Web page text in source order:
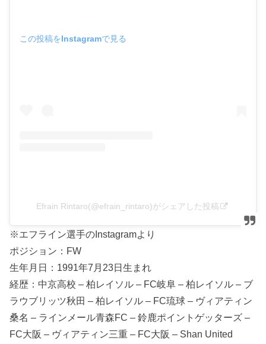
この投稿をInstagramで見る
Efrain Rintaro(@efrain_rintaro)がシェアした投稿
※エフライン選手のInstagramより
ポジション：FW
生年月日：1991年7月23日生まれ
経歴：中京高校 – 柏レイソル – FC岐阜 – 柏レイソル – ブ
ラウブリッツ秋田 – 柏レイソル – FC琉球 – ヴィアティン
桑名 – ラインメール青森FC – 鈴鹿ポイントゲッターズ –
FC大阪 – ヴィアティン三重 – FC大阪 – Shan United